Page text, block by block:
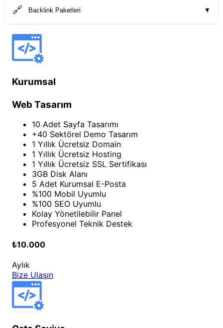
🔗 Backlink Paketleri ▼
Kurumsal
Web Tasarım
10 Adet Sayfa Tasarımı
+40 Sektörel Demo Tasarım
1 Yıllık Ücretsiz Domain
1 Yıllık Ücretsiz Hosting
1 Yıllık Ücretsiz SSL Sertifikası
3GB Disk Alanı
5 Adet Kurumsal E-Posta
%100 Mobil Uyumlu
%100 SEO Uyumlu
Kolay Yönetilebilir Panel
Profesyonel Teknik Destek
₺10.000
Aylık
Bize Ulaşın